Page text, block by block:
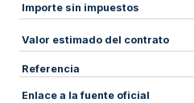
Importe sin impuestos
Valor estimado del contrato
Referencia
Enlace a la fuente oficial